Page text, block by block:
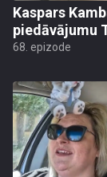
Kaspars
piedāvājumu
68. epizode